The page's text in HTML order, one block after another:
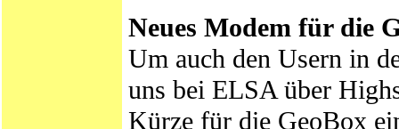
Neues Modem für die
Um auch den Usern in
uns bei ELSA über
Kürze für die GeoBox